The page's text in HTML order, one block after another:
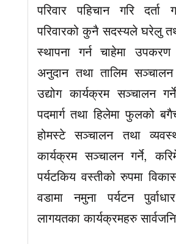
परिवार पहिचान गरि दर्ता
परिवारको कुनै सदस्यले घरेलु
स्थापना गर्न चाहेमा उपकरण
अनुदान तथा तालिम सञ्चालन
उद्योग कार्यक्रम सञ्चालन
पदमार्ग तथा हिलेमा फुलको
होमस्टे सञ्चालन तथा
कार्यक्रम सञ्चालन गर्ने,
पर्यटकिय वस्तीको रुपमा
वडामा नमुना पर्यटन
लागयतका कार्यक्रमहरु